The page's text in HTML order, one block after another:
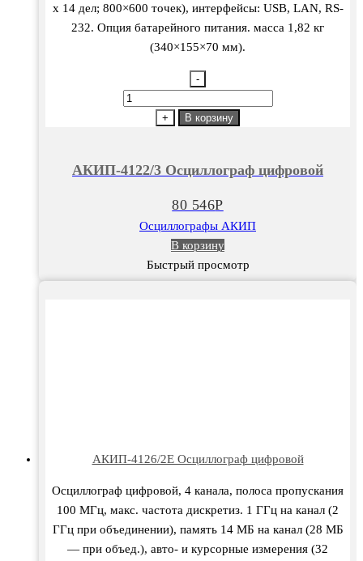
х 14 дел; 800×600 точек), интерфейсы: USB, LAN, RS-
232. Опция батарейного питания. масса 1,82 кг
(340×155×70 мм).
-
Количество
цифровой
+ В корзину
АКИП-4122/3 Осциллограф цифровой
80 546Р
Осциллографы АКИП
В корзину
Быстрый просмотр
АКИП-4126/2Е Осциллограф цифровой
Осциллограф цифровой, 4 канала, полоса пропускания
100 МГц, макс. частота дискретиз. 1 ГГц на канал (2
ГГц при объединении), память 14 МБ на канал (28 МБ
— при объед.), авто- и курсорные измерения (32